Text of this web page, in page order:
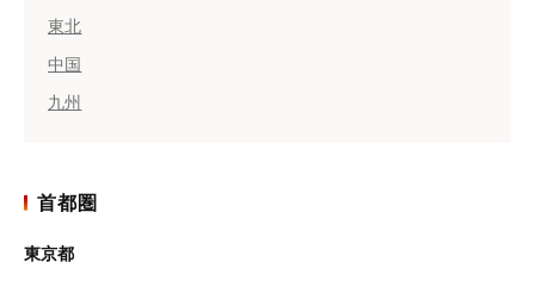
東北
中国
九州
首都圏
東京都